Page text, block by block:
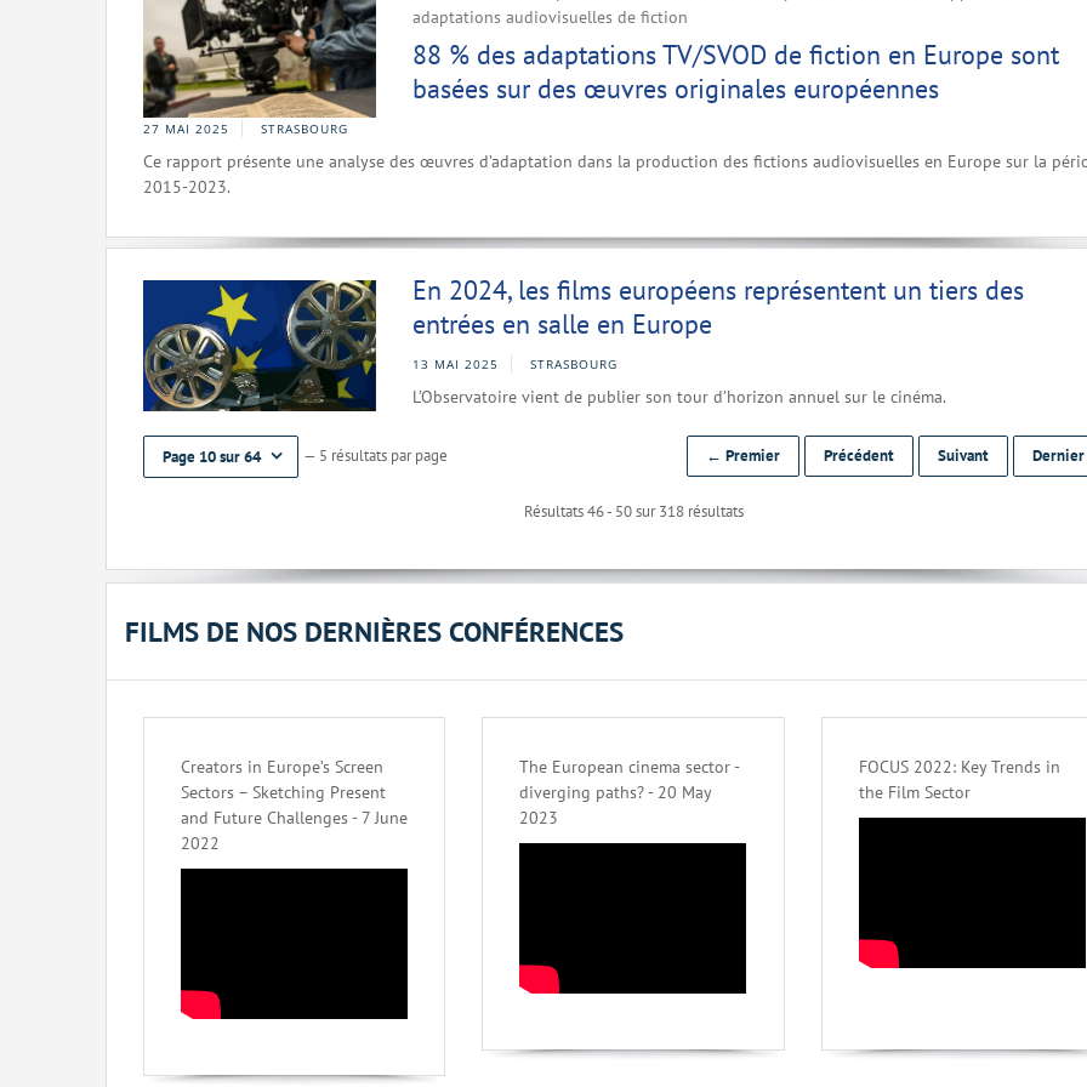
adaptations audiovisuelles de fiction
88 % des adaptations TV/SVOD de fiction en Europe sont
basées sur des œuvres originales européennes
27 MAI 2025 STRASBOURG
Ce rapport présente une analyse des œuvres d’adaptation dans la production des fictions audiovisuelles en Europe sur la
2015-2023.
En 2024, les films européens représentent un tiers des
entrées en salle en Europe
13 MAI 2025 STRASBOURG
L’Observatoire vient de publier son tour d’horizon annuel sur le cinéma.
Page 10 sur 64 — 5 résultats par page
Résultats 46 - 50 sur 318 résultats
← Premier Précédent Suivant
FILMS DE NOS DERNIÈRES CONFÉRENCES
Creators in Europe’s Screen
Sectors – Sketching Present
and Future Challenges - 7 June
2022
The European cinema sector -
diverging paths? - 20 May
2023
FOCUS 2022: Key Trends in
the Film Sector